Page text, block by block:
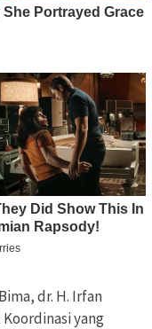
dr. H. Irfan
yang